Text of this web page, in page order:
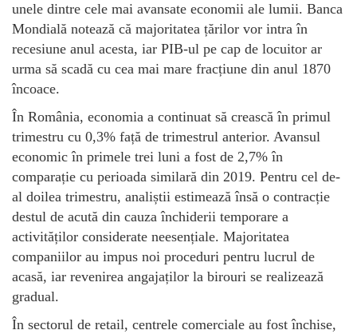
unele dintre cele mai avansate economii ale lumii. Banca
Mondială notează că majoritatea țărilor vor intra în
recesiune anul acesta, iar PIB-ul pe cap de locuitor ar
urma să scadă cu cea mai mare fracțiune din anul 1870
încoace.
În România, economia a continuat să crească în primul
trimestru cu 0,3% față de trimestrul anterior. Avansul
economic în primele trei luni a fost de 2,7% în
comparație cu perioada similară din 2019. Pentru cel de-
al doilea trimestru, analiștii estimează însă o contracție
destul de acută din cauza închiderii temporare a
activităților considerate neesențiale. Majoritatea
companiilor au impus noi proceduri pentru lucrul de
acasă, iar revenirea angajaților la birouri se realizează
gradual.
În sectorul de retail, centrele comerciale au fost închise,